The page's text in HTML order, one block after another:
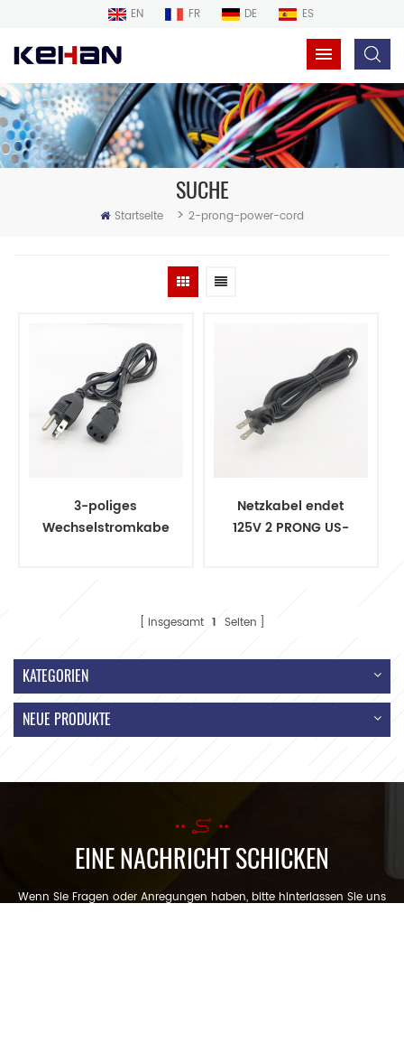
EN FR DE ES
SUCHE
Startseite > 2-prong-power-cord
3-poliges
Wechselstromkabel
Netzkabel endet
125V 2 PRONG US-
insgesamt 1 Seiten
KATEGORIEN
NEUE PRODUKTE
EINE NACHRICHT SCHICKEN
Wenn Sie Fragen oder Anregungen haben, bitte hinterlassen Sie uns